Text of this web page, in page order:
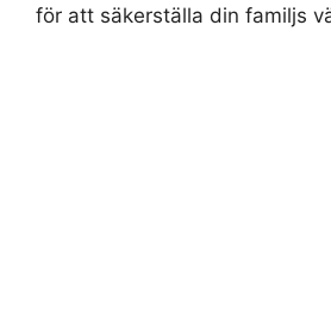
för att säkerställa din familjs